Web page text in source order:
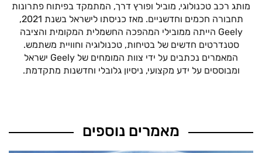
מותג רכב טכנולוגי, מוביל ופורץ דרך, המתמקד בפיתוח פתרונות
תחבורה חכמים וחדשניים. מאז כניסתו לישראל בשנת 2021,
Geely הייתה ממובילי המהפכה החשמלית המקומית והציבה
סטנדרטים חדשים של בטיחות, טכנולוגיה וחוויית משתמש.
המאמרים נכתבים על ידי צוות המומחים של Geely ישראל
ומבוססים על ידע מקצועי, ניסיון גלובלי וחדשנות מתקדמת.
מאמרים נוספים